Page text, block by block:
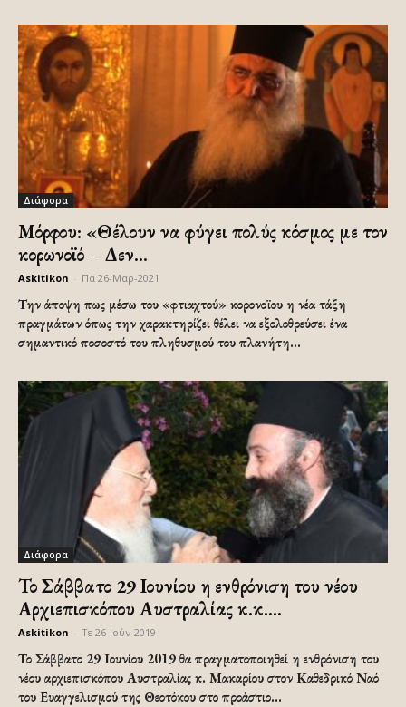
Διάφορα
Μόρφου: «Θέλουν να φύγει πολύς κόσμος με τον
κορωνοϊό – Δεν...
Askitikon Πα 26-Μαρ-2021
Την άποψη πως μέσω του «φτιαχτού» κορονοϊου η νέα τάξη
πραγμάτων όπως την χαρακτηρίζει θέλει να εξολοθρεύσει ένα
σημαντικό ποσοστό του πληθυσμού του πλανήτη...
Διάφορα
Το Σάββατο 29 Ιουνίου η ενθρόνιση του νέου
Αρχιεπισκόπου Αυστραλίας κ.κ....
Askitikon Τε 26-Ιούν-2019
Το Σάββατο 29 Ιουνίου 2019 θα πραγματοποιηθεί η ενθρόνιση του
νέου αρχιεπισκόπου Αυστραλίας κ. Μακαρίου στον Καθεδρικό Ναό
του Ευαγγελισμού της Θεοτόκου στο προάστιο...